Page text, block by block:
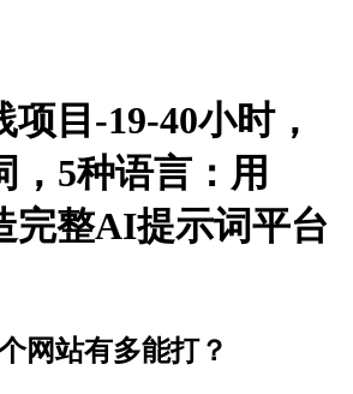
目-19-40小时，
，5种语言：用
完整AI提示词平台
网站有多能打？